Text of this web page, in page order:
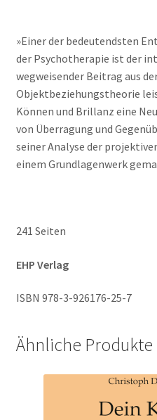
»Einer der bedeutendsten
der Psychotherapie ist der
wegweisender Beitrag aus
Objektbeziehungstheorie
Können und Brillanz eine
von Überragung und
seiner Analyse der
einem Grundlagenwerk
241 Seiten
EHP Verlag
ISBN 978-3-926176-25-7
Ähnliche Produkte